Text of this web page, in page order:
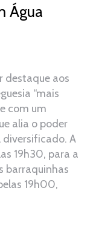
Água
destaque aos
“mais
com um
alia o poder
A
19h30, para a
barraquinhas
19h00,